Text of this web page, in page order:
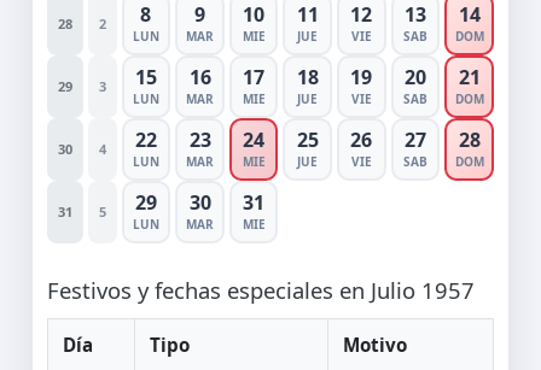
28 2 8
LUN
9
MAR
10
MIE
11
JUE
12
VIE
13
SAB
14
DOM
29 3 15
LUN
16
MAR
17
MIE
18
JUE
19
VIE
20
SAB
21
DOM
30 4 22
LUN
23
MAR
24
MIE
25
JUE
26
VIE
27
SAB
28
DOM
31 5 29
LUN
30
MAR
31
MIE
Festivos y fechas especiales en Julio 1957
Día Tipo Motivo